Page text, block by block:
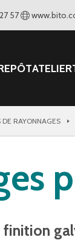
57
ATELIER
DE RAYONNAGES